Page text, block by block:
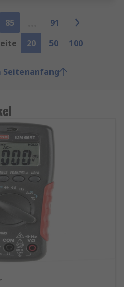
85
91
20 50 100
Seitenanfang